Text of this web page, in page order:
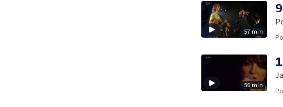
57 min
56 min